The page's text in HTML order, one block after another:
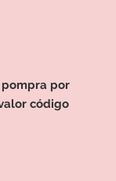
por
código